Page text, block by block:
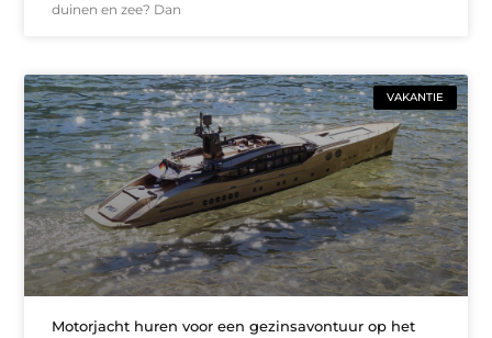
duinen en zee? Dan
VAKANTIE
Motorjacht huren voor een gezinsavontuur op het